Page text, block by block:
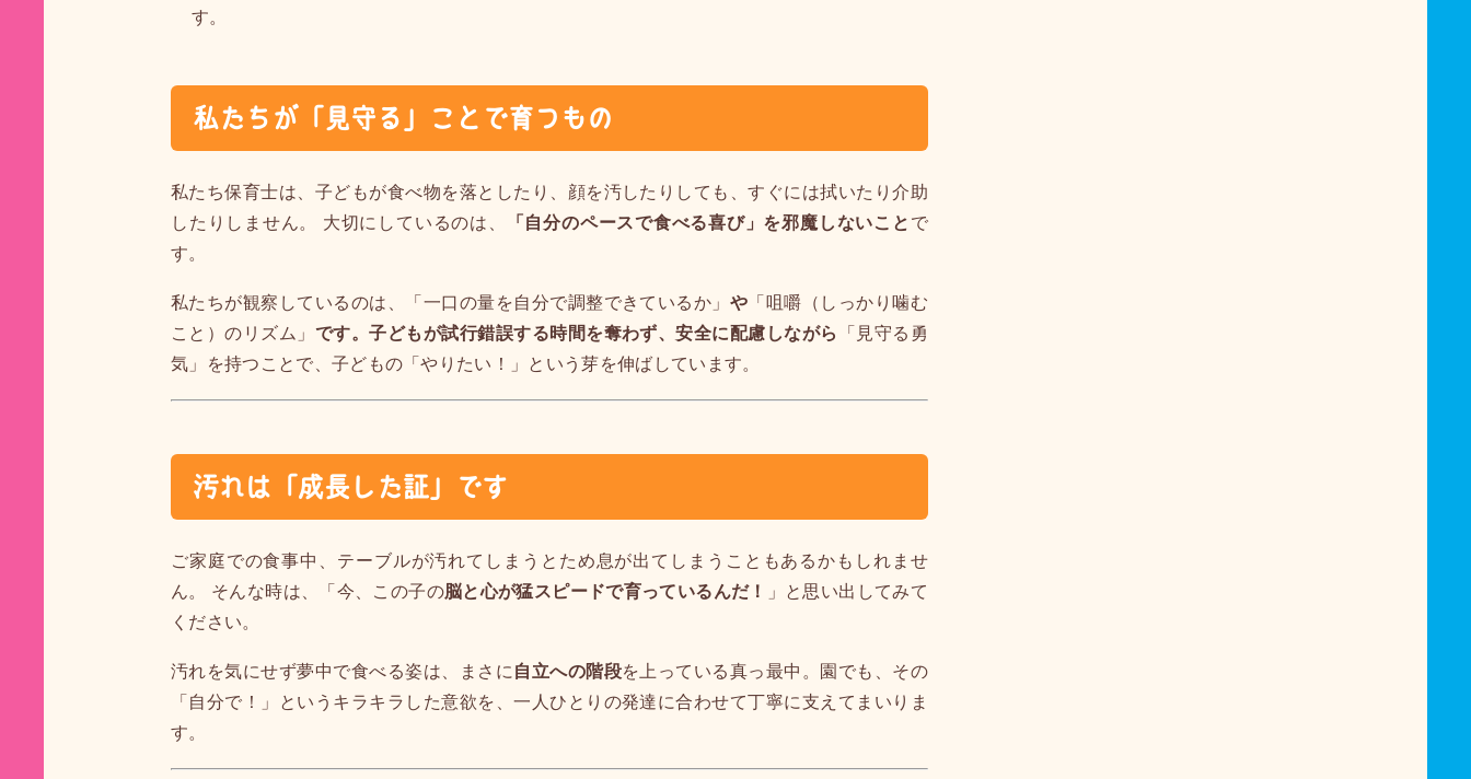
す。
私たちが「見守る」ことで育つもの
私たち保育士は、子どもが食べ物を落としたり、顔を汚したりしても、すぐには拭いたり介助
したりしません。 大切にしているのは、
「自分のペースで食べる喜び」を邪魔しないこと で
す。
私たちが観察しているのは、「一口の量を自分で調整できているか」 や 「咀嚼（しっかり噛む
こと）のリズム」 です。子どもが試行錯誤する時間を奪わず、安全に配慮しながら
「見守る勇
気」を持つことで、子どもの「やりたい！」という芽を伸ばしています。
汚れは「成長した証」です
ご家庭での食事中、テーブルが汚れてしまうとため息が出てしまうこともあるかもしれませ
ん。 そんな時は、「今、この子の脳と心が猛スピードで育っているんだ！
」と思い出してみて
ください。
汚れを気にせず夢中で食べる姿は、まさに 自立への階段を上っている真っ最中。園でも、その
「自分で！」というキラキラした意欲を、一人ひとりの発達に合わせて丁寧に支えてまいりま
す。